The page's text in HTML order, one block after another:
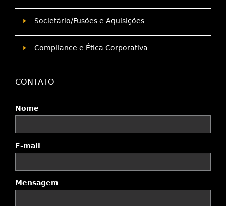
Societário/Fusões e Aquisições
Compliance e Ética Corporativa
CONTATO
Nome
E-mail
Mensagem